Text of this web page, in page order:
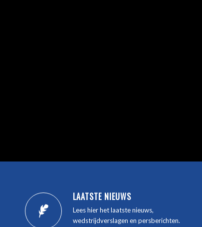
LAATSTE NIEUWS
Lees hier het laatste nieuws,
wedstrijdverslagen en persberichten.